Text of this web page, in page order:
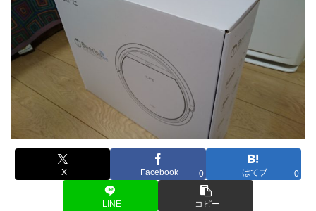
X Facebook 0 はてブ 0
LINE コピー